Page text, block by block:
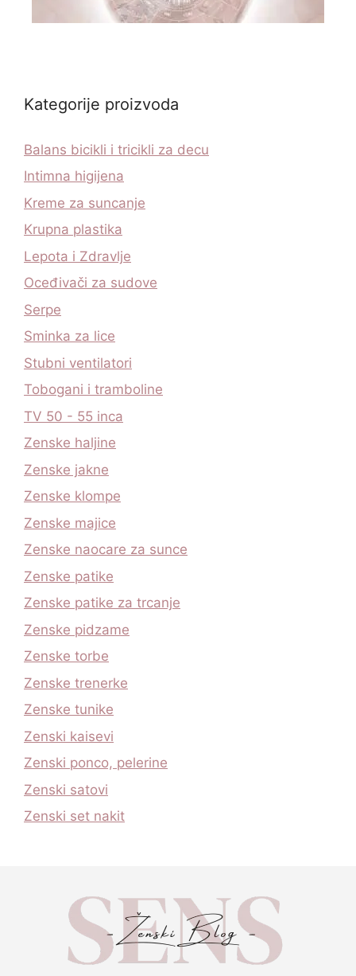
Kategorije proizvoda
Balans bicikli i tricikli za decu
Intimna higijena
Kreme za suncanje
Krupna plastika
Lepota i Zdravlje
Oceđivači za sudove
Serpe
Sminka za lice
Stubni ventilatori
Tobogani i tramboline
TV 50 - 55 inca
Zenske haljine
Zenske jakne
Zenske klompe
Zenske majice
Zenske naocare za sunce
Zenske patike
Zenske patike za trcanje
Zenske pidzame
Zenske torbe
Zenske trenerke
Zenske tunike
Zenski kaisevi
Zenski ponco, pelerine
Zenski satovi
Zenski set nakit